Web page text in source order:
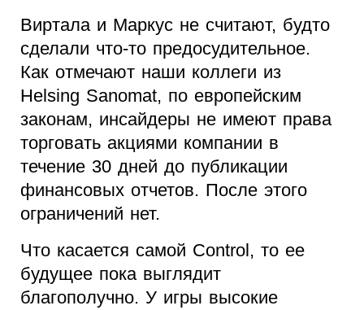
Виртала и Маркус не считают, будто
сделали что-то предосудительное.
Как отмечают наши коллеги из
Helsing Sanomat, по европейским
законам, инсайдеры не имеют права
торговать акциями компании в
течение 30 дней до публикации
финансовых отчетов. После этого
ограничений нет.
Что касается самой Control, то ее
будущее пока выглядит
благополучно. У игры высокие